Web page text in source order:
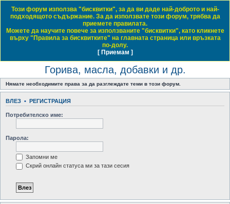
Daewoo & Chevrolet Club Bulgaria
ЧЗВ Правила на форума Влез
Регистрация
Начало форум Общи технически дискусии
с
е
Виж активните теми
Горива, масла, добавки и др.
Нямате необходимите права за да разглеждате теми в този форум.
ВЛЕЗ • РЕГИСТРАЦИЯ
Потребителско име:
Парола:
Запомни ме
Скрий онлайн статуса ми за тази сесия
Този форум използва "бисквитки", за да ви даде най-доброто и най-
подходящото съдържание. За да използвате този форум, трябва да
приемете правилата.
Можете да научите повече за използваните "бисквитки", като кликнете
върху "Правила за бисквитките" на главната страница или връзката
по-долу.
[ Приемам ]